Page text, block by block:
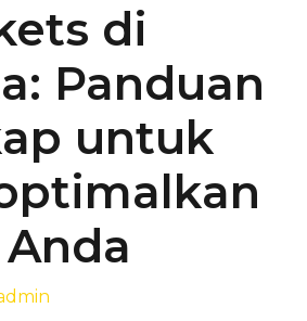
di
Panduan
untuk